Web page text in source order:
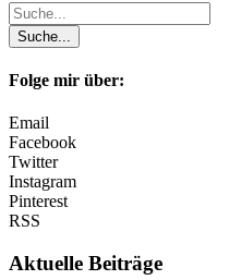
Folge mir über:
Email
Facebook
Twitter
Instagram
Pinterest
RSS
Aktuelle Beiträge